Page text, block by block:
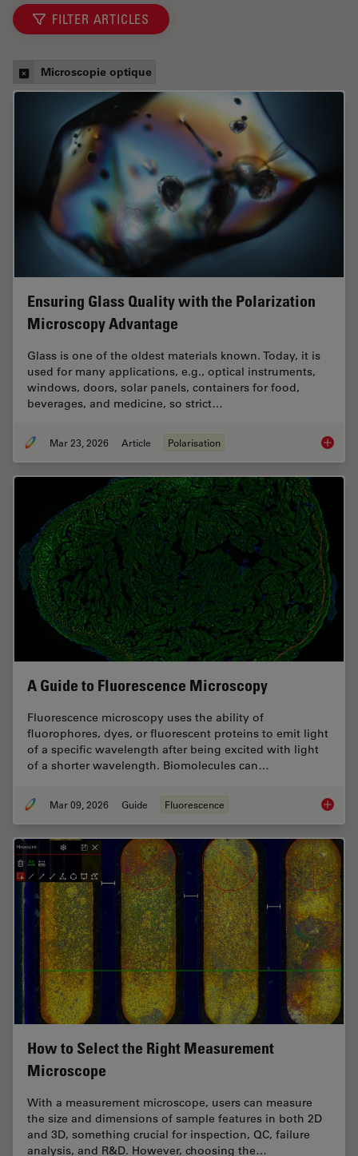
FILTER ARTICLES
Microscopie optique
Ensuring Glass Quality with the Polarization
Microscopy Advantage
Glass is one of the oldest materials known. Today, it is
used for many applications, e.g., optical instruments,
windows, doors, solar panels, containers for food,
beverages, and medicine, so strict…
Mar 23, 2026 Article Polarisation
A Guide to Fluorescence Microscopy
Fluorescence microscopy uses the ability of
fluorophores, dyes, or fluorescent proteins to emit light
of a specific wavelength after being excited with light
of a shorter wavelength. Biomolecules can…
Mar 09, 2026 Guide Fluorescence A
How to Select the Right Measurement
Microscope
With a measurement microscope, users can measure
the size and dimensions of sample features in both 2D
and 3D, something crucial for inspection, QC, failure
analysis, and R&D. However, choosing the…